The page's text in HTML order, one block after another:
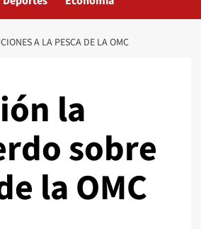
A LA PESCA DE LA OMC
la
sobre
la OMC